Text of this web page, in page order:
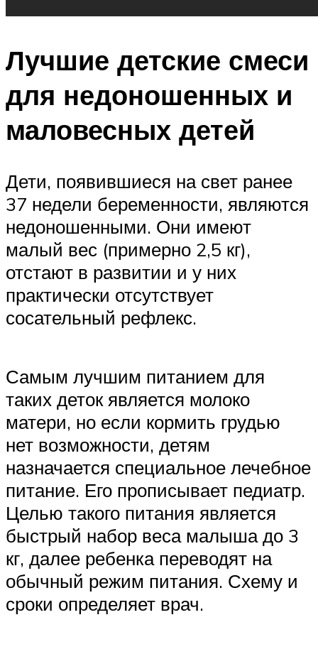
Лучшие детские смеси
для недоношенных и
маловесных детей
Дети, появившиеся на свет ранее
37 недели беременности, являются
недоношенными. Они имеют
малый вес (примерно 2,5 кг),
отстают в развитии и у них
практически отсутствует
сосательный рефлекс.
Самым лучшим питанием для
таких деток является молоко
матери, но если кормить грудью
нет возможности, детям
назначается специальное лечебное
питание. Его прописывает педиатр.
Целью такого питания является
быстрый набор веса малыша до 3
кг, далее ребенка переводят на
обычный режим питания. Схему и
сроки определяет врач.